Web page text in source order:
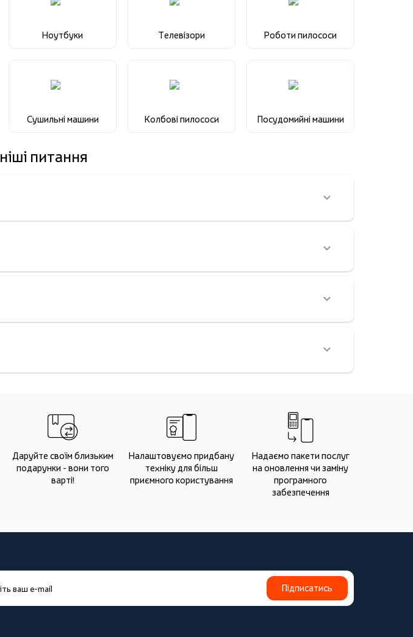
Ноутбуки Телевізори Роботи пилососи
Сушильні машини Колбові пилососи Посудомийні машини
питання
Даруйте своїм близьким
подарунки - вони того
варті!
Налаштовуємо придбану
техніку для більш
приємного користування
Надаємо пакети послуг
на оновлення чи заміну
програмного
забезпечення
Підписатись